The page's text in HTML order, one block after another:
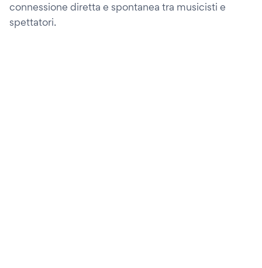
connessione diretta e spontanea tra musicisti e
spettatori.